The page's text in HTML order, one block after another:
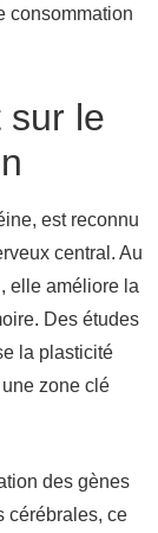
consommation
sur le
est reconnu
central. Au
elle améliore la
Des études
la plasticité
zone clé
des gènes
cérébrales, ce